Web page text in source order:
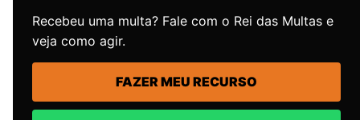
Recebeu uma multa? Fale com o Rei das Multas e
veja como agir.
FAZER MEU RECURSO